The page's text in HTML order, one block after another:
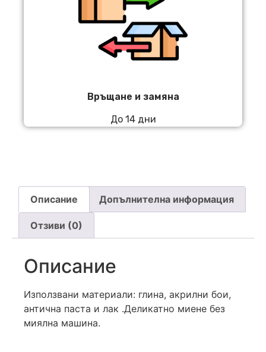
Връщане и замяна
До 14 дни
Описание Допълнителна информация
Отзиви (0)
Описание
Използвани материали: глина, акрилни бои,
антична паста и лак .Деликатно миене без
миялна машина.